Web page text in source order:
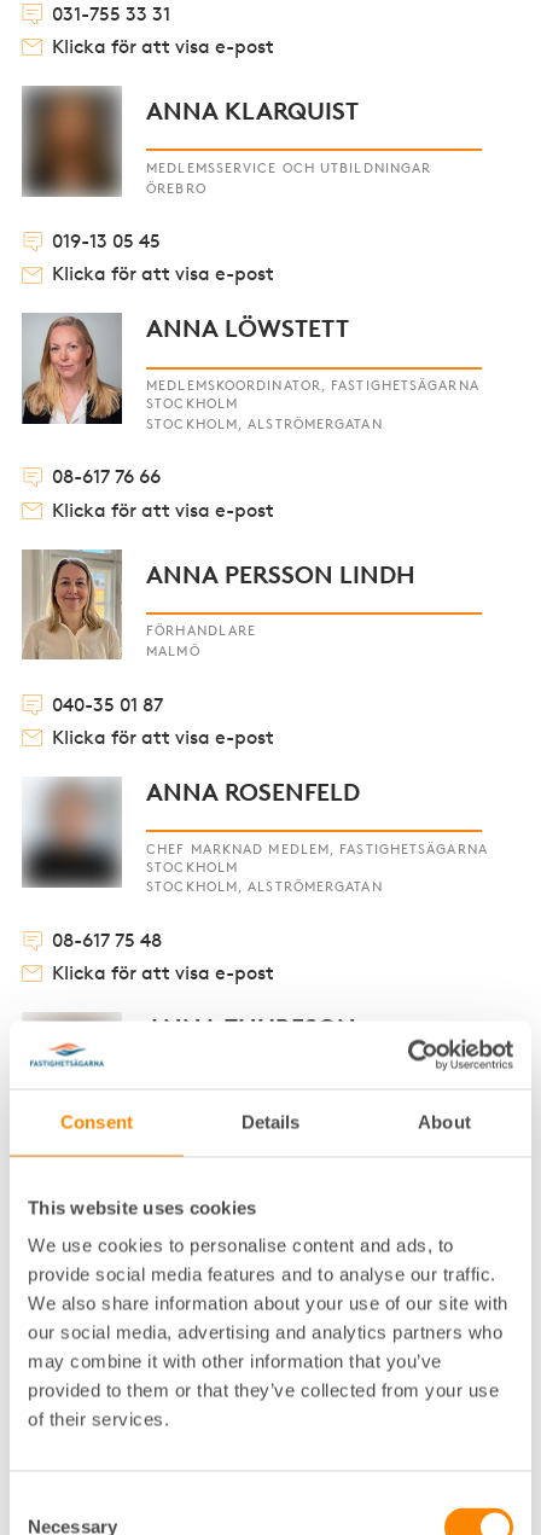
Consent Details About
This website uses cookies
We use cookies to personalise content and ads, to
provide social media features and to analyse our traffic.
We also share information about your use of our site with
our social media, advertising and analytics partners who
may combine it with other information that you’ve
provided to them or that they’ve collected from your use
of their services.
Necessary
031-755 33 31
Klicka för att visa e-post
ANNA KLARQUIST
MEDLEMSSERVICE OCH UTBILDNINGAR
ÖREBRO
019-13 05 45
Klicka för att visa e-post
ANNA LÖWSTETT
MEDLEMSKOORDINATOR, FASTIGHETSÄGARNA
STOCKHOLM
STOCKHOLM, ALSTRÖMERGATAN
08-617 76 66
Klicka för att visa e-post
ANNA PERSSON LINDH
FÖRHANDLARE
MALMÖ
040-35 01 87
Klicka för att visa e-post
ANNA ROSENFELD
CHEF MARKNAD MEDLEM, FASTIGHETSÄGARNA
STOCKHOLM
STOCKHOLM, ALSTRÖMERGATAN
08-617 75 48
Klicka för att visa e-post
ANNA THURESON
STOCKHOLM, DROTTNINGGATAN
Klicka för att visa e-post
ANNA WAXIN
VD FASTIGHETSÄGARNA STOCKHOLM OCH
FASTIGHETSÄGARNA SERVICE STOCKHOLM
STOCKHOLM, ALSTRÖMERGATAN
08-617 75 00